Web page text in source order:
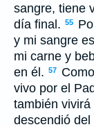
sangre, tiene
día final. 55
y mi sangre
mi carne y
en él. 57
vivo por el
también vivirá
descendió